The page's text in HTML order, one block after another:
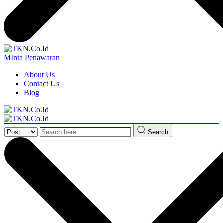
MInta Penawaran
About Us
Contact Us
Blog
Search